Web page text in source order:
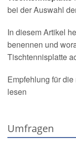
bei der Auswahl
In diesem Artikel
benennen und
Tischtennisplatte
Empfehlung für
lesen
Umfragen